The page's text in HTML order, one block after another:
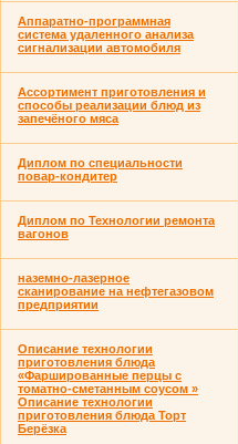
Аппаратно-программная
система удаленного анализа
сигнализации автомобиля
Ассортимент приготовления и
способы реализации блюд из
запечёного мяса
Диплом по специальности
повар-кондитер
Диплом по Технологии ремонта
вагонов
наземно-лазерное
сканирование на нефтегазовом
предприятии
Описание технологии
приготовления блюда
«Фаршированные перцы с
томатно-сметанным соусом »
Описание технологии
приготовления блюда Торт
Берёзка